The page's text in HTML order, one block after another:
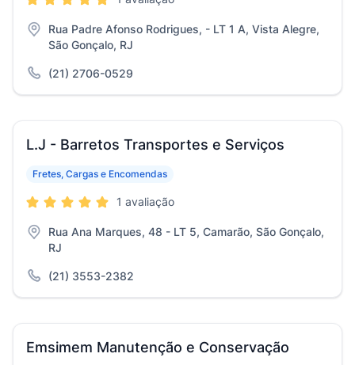
Rua Padre Afonso Rodrigues, - LT 1 A, Vista Alegre,
São Gonçalo, RJ
(21) 2706-0529
L.J - Barretos Transportes e Serviços
Fretes, Cargas e Encomendas
1 avaliação
Rua Ana Marques, 48 - LT 5, Camarão, São Gonçalo,
RJ
(21) 3553-2382
Emsimem Manutenção e Conservação